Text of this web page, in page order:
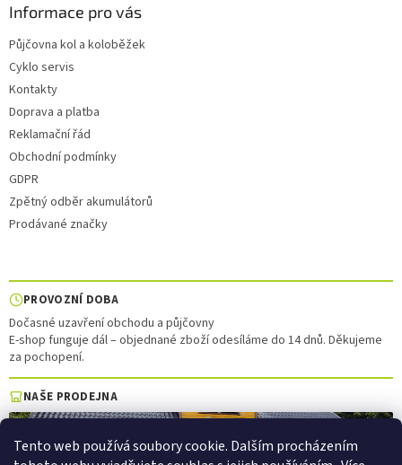
Tento web používá soubory cookie. Dalším procházením
Informace pro vás
Půjčovna kol a koloběžek
Cyklo servis
Kontakty
Doprava a platba
Reklamační řád
Obchodní podmínky
GDPR
Zpětný odběr akumulátorů
Prodávané značky
PROVOZNÍ DOBA
Dočasné uzavření obchodu a půjčovny
E-shop funguje dál – objednané zboží odesíláme do 14 dnů. Děkujeme
za pochopení.
NAŠE PRODEJNA